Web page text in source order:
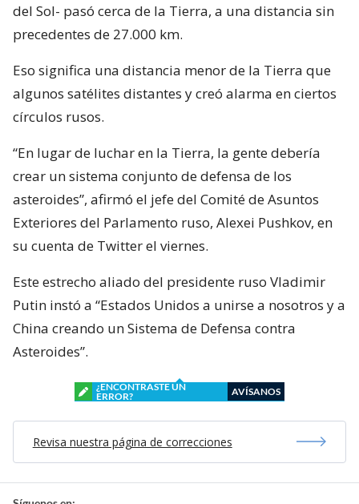
del Sol- pasó cerca de la Tierra, a una distancia sin
precedentes de 27.000 km.
Eso significa una distancia menor de la Tierra que
algunos satélites distantes y creó alarma en ciertos
círculos rusos.
“En lugar de luchar en la Tierra, la gente debería
crear un sistema conjunto de defensa de los
asteroides”, afirmó el jefe del Comité de Asuntos
Exteriores del Parlamento ruso, Alexei Pushkov, en
su cuenta de Twitter el viernes.
Este estrecho aliado del presidente ruso Vladimir
Putin instó a “Estados Unidos a unirse a nosotros y a
China creando un Sistema de Defensa contra
Asteroides”.
¿ENCONTRASTE UN
ERROR?
AVÍSANOS
Revisa nuestra página de correcciones